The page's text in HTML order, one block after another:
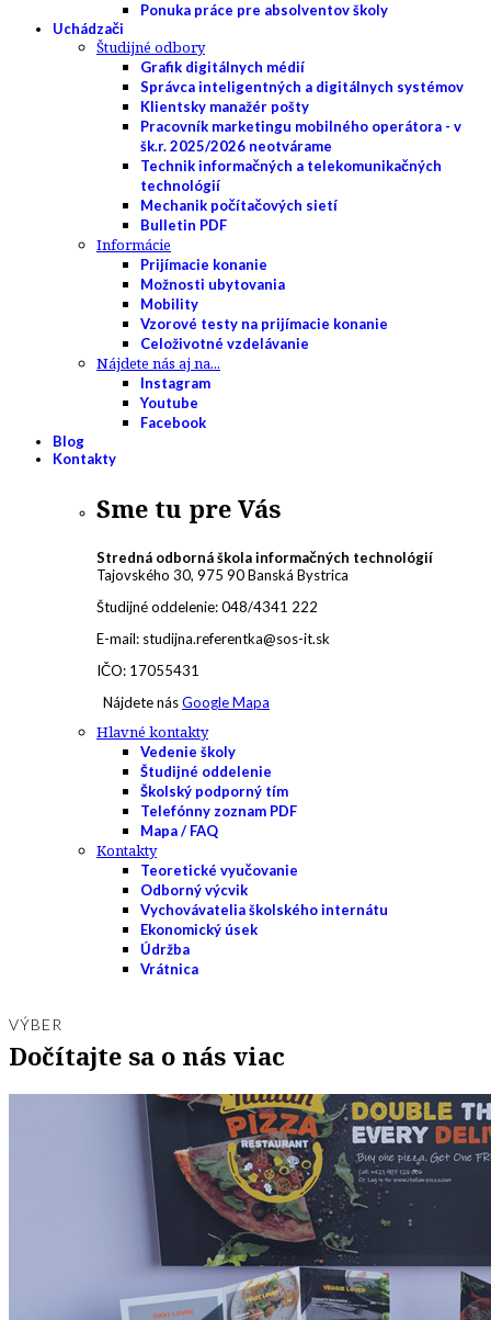
Ponuka práce pre absolventov školy
Uchádzači
Študijné odbory
Grafik digitálnych médií
Správca inteligentných a digitálnych systémov
Klientsky manažér pošty
Pracovník marketingu mobilného operátora - v
šk.r. 2025/2026 neotvárame
Technik informačných a telekomunikačných
technológií
Mechanik počítačových sietí
Bulletin PDF
Informácie
Prijímacie konanie
Možnosti ubytovania
Mobility
Vzorové testy na prijímacie konanie
Celoživotné vzdelávanie
Nájdete nás aj na...
Instagram
Youtube
Facebook
Blog
Kontakty
Sme tu pre Vás
Stredná odborná škola informačných technológií
Tajovského 30, 975 90 Banská Bystrica
Študijné oddelenie: 048/4341 222
E-mail: studijna.referentka@sos-it.sk
IČO: 17055431
Nájdete násGoogle Mapa
Hlavné kontakty
Vedenie školy
Študijné oddelenie
Školský podporný tím
Telefónny zoznam PDF
Mapa / FAQ
Kontakty
Teoretické vyučovanie
Odborný výcvik
Vychovávatelia školského internátu
Ekonomický úsek
Údržba
Vrátnica
VÝBER
Dočítajte sa o nás viac